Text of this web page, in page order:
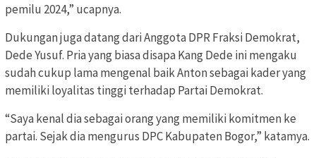
pemilu 2024,” ucapnya.
Dukungan juga datang dari Anggota DPR Fraksi Demokrat,
Dede Yusuf. Pria yang biasa disapa Kang Dede ini mengaku
sudah cukup lama mengenal baik Anton sebagai kader yang
memiliki loyalitas tinggi terhadap Partai Demokrat.
“Saya kenal dia sebagai orang yang memiliki komitmen ke
partai. Sejak dia mengurus DPC Kabupaten Bogor,” katamya.